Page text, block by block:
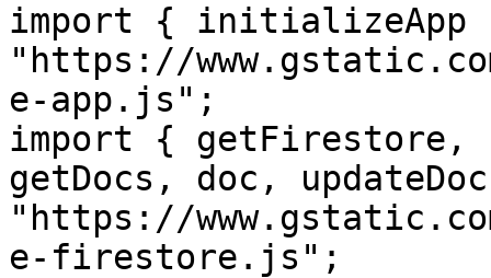
import { initializeApp
"https://
e-app.js";
import { getFirestore,
getDocs, doc,
"https://
e-firestore.js";